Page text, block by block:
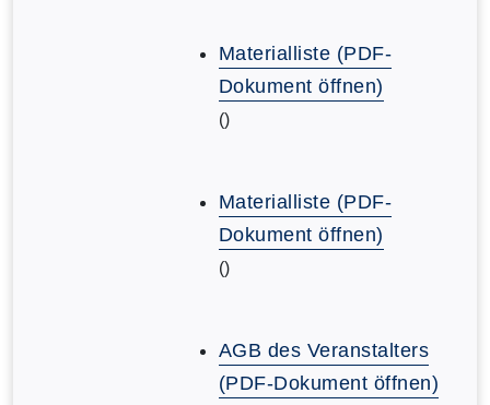
Materialliste (PDF-
Dokument öffnen)
()
Materialliste (PDF-
Dokument öffnen)
()
AGB des Veranstalters
(PDF-Dokument öffnen)